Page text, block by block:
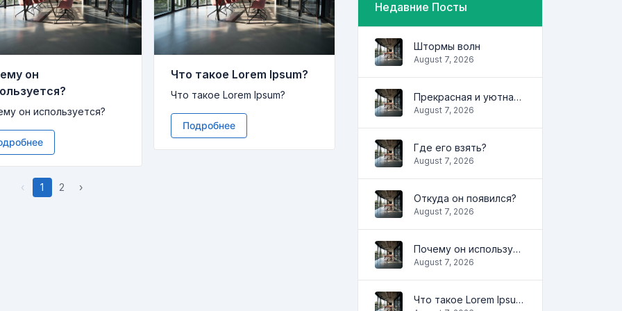
он
он используется?
Что такое Lorem Ipsum?
Что такое Lorem Ipsum?
Подробнее
‹ 1 2 ›
Недавние Посты
Штормы волн
August 7, 2026
Прекрасная и уютная квартира
August 7, 2026
Где его взять?
August 7, 2026
Откуда он появился?
August 7, 2026
Почему он используется?
August 7, 2026
Что такое Lorem Ipsum?